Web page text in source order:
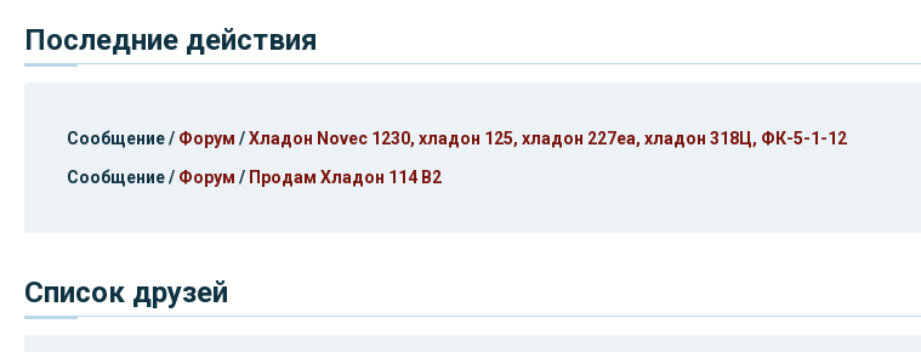
Последние действия
Сообщение / Форум /Хладон Novec 1230, хладон 125, хладон 227еа, хладон 318Ц, ФК-5-1-12
Сообщение / Форум / Продам Хладон 114 В2
Список друзей